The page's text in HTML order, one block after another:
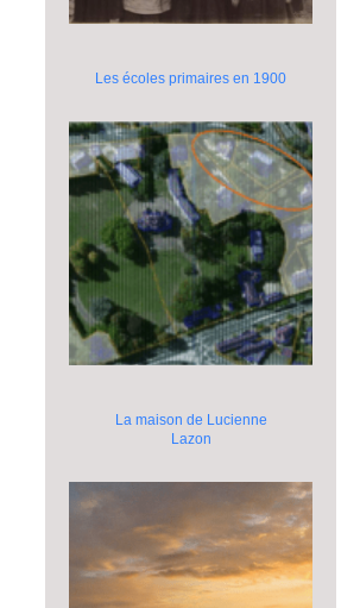
Les écoles primaires en 1900
La maison de Lucienne
Lazon